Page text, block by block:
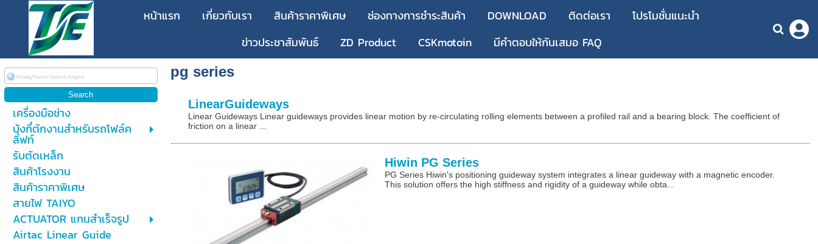
หน้าแรก เกี่ยวกับเรา สินค้าราคาพิเศษ ช่องทางการชำระสินค้า DOWNLOAD ติดต่อเรา
โปรโมชั่นแนะนำ
ข่าวประชาสัมพันธ์
ZD Product CSKmotoin มีคำตอบให้กันเสมอ FAQ
เครื่องมือช่าง
บุ้งกี๋ตักงานสำหรับรถโฟล์ค
ลิฟท์
รับตัดเหล็ก
สินค้าโรงงาน
สินค้าราคาพิเศษ
สายไฟ TAIYO
ACTUATOR แกนสำเร็จรูป
Airtac Linear Guide
pg series
LinearGuideways
Linear Guideways Linear guideways provides linear motion by re-circulating rolling elements between a profiled rail and a bearing block. The coefficient of
friction on a linear ...
Hiwin PG Series
PG Series Hiwin's positioning guideway system integrates a linear guideway with a magnetic encoder.
This solution offers the high stiffness and rigidity of a guideway while obta...